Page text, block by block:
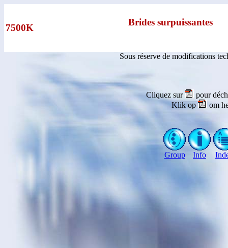
7500K
Brides surpuissantes
Sous réserve de modifications
Cliquez sur
pour
Klik op
om
Group Info